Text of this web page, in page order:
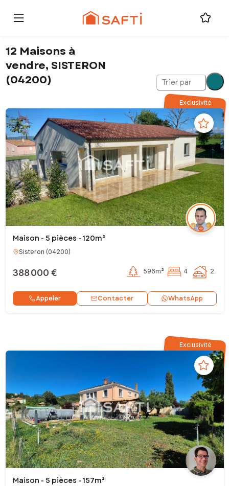
12 Maisons à
vendre, SISTERON
(04200)
Trier par
Exclusivité
Maison - 5 pièces - 120m²
Sisteron (04200)
388 000 € 596m² 4 2
Appeler Contacter WhatsApp
Exclusivité
Maison - 5 pièces - 157m²